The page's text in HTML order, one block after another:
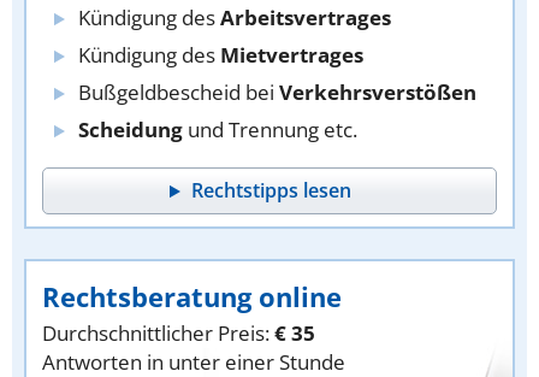
Kündigung desArbeitsvertrages
Kündigung des Mietvertrages
Bußgeldbescheid bei Verkehrsverstößen
Scheidung und Trennung etc.
Rechtstipps lesen
Rechtsberatung online
Durchschnittlicher Preis:€ 35
Antworten in unter einer Stunde